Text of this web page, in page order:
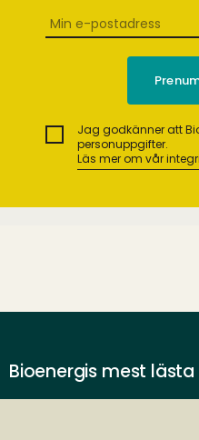
Jag godkänner att
personuppgifter.
Läs mer om vår
Bioenergis mest lästa